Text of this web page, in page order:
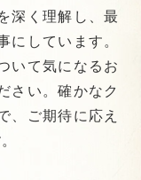
深く理解し、最
にしています。
いて気になるお
さい。確かなク
、ご期待に応え